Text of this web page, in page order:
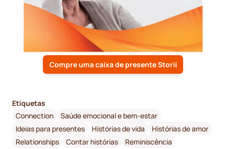
Compre uma caixa de presente Storii
Etiquetas
Connection
Saúde emocional e bem-estar
Ideias para presentes
Histórias de vida
Histórias de amor
Relationships
Contar histórias
Reminiscência